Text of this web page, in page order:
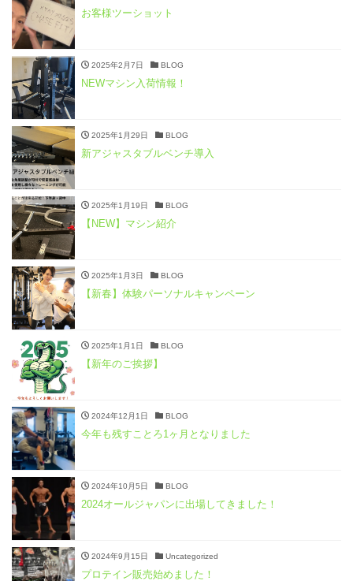
お客様ツーショット
2025年2月7日 BLOG
NEWマシン入荷情報！
2025年1月29日 BLOG
新アジャスタブルベンチ導入
2025年1月19日 BLOG
【NEW】マシン紹介
2025年1月3日 BLOG
【新春】体験パーソナルキャンペーン
2025年1月1日 BLOG
【新年のご挨拶】
2024年12月1日 BLOG
今年も残すことろ1ヶ月となりました
2024年10月5日 BLOG
2024オールジャパンに出場してきました！
2024年9月15日 Uncategorized
プロテイン販売始めました！